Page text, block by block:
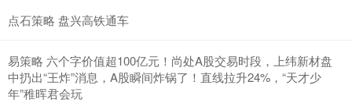
点石策略 盘兴高铁通车
易策略 六个字价值超100亿元！尚处A股交易时段，上纬新材盘
中扔出“王炸”消息，A股瞬间炸锅了！直线拉升24%，“天才少
年”稚晖君会玩